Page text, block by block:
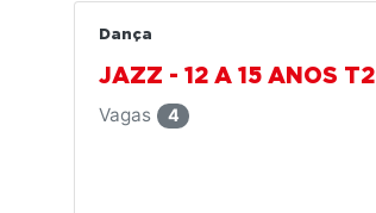
Dança
JAZZ - 12 A 15 ANOS T2
Vagas
4